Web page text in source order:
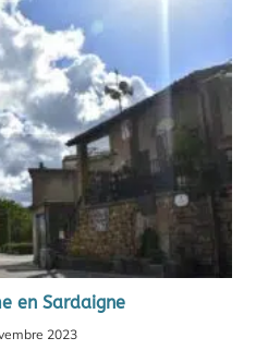
en Sardaigne
2023